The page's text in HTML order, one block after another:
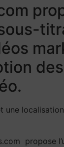
une
propose